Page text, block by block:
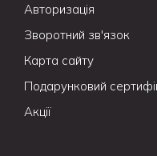
Авторизація
Зворотний зв'язок
Карта сайту
Подарунковий
Акції